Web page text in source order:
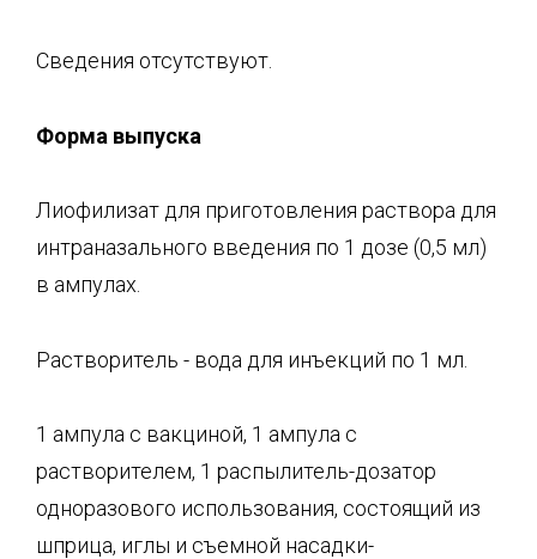
Сведения отсутствуют.
Форма выпуска
Лиофилизат для приготовления раствора для
интраназального введения по 1 дозе (0,5 мл)
в ампулах.
Растворитель - вода для инъекций по 1 мл.
1 ампула с вакциной, 1 ампула с
растворителем, 1 распылитель-дозатор
одноразового использования, состоящий из
шприца, иглы и съемной насадки-